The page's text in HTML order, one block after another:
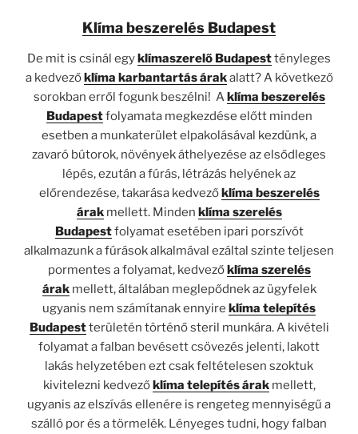
Klíma beszerelés Budapest
De mit is csinál egyklímaszerelő Budapesttényleges
a kedvezőklíma karbantartás árakalatt? A következő
sorokban erről fogunk beszélni! Aklíma beszerelés
Budapestfolyamata megkezdése előtt minden
esetben a munkaterület elpakolásával kezdünk, a
zavaró bútorok, növények áthelyezése az elsődleges
lépés, ezután a fúrás, létrázás helyének az
előrendezése, takarása kedvezőklíma beszerelés
árakmellett. Minden klíma szerelés
Budapestfolyamat esetében ipari porszívót
alkalmazunk a fúrások alkalmával ezáltal szinte teljesen
pormentes a folyamat, kedvezőklíma szerelés
árakmellett, általában meglepődnek az ügyfelek
ugyanis nem számítanak ennyire klíma telepítés
Budapestterületén történő steril munkára. A kivételi
folyamat a falban bevésett csövezés jelenti, lakott
lakás helyzetében ezt csak feltételesen szoktuk
kivitelezni kedvezőklíma telepítés árakmellett,
ugyanis az elszívás ellenére is rengeteg mennyiségű a
szálló por és a törmelék. Lényeges tudni, hogy falban